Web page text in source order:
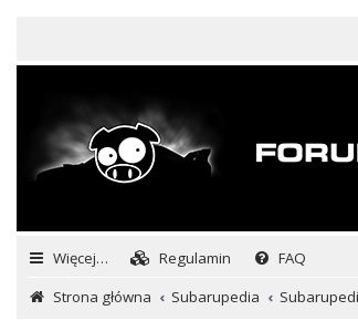
Więcej… Regulamin FAQ
Strona główna
Subarupedia